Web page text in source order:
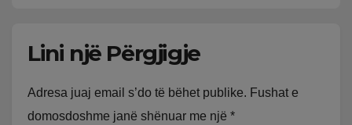
Lini një Përgjigje
Adresa juaj email s’do të bëhet publike. Fushat e
domosdoshme janë shënuar me një *